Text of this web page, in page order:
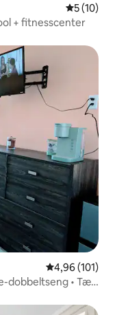
5 ud af 5 i
5 (10)
+ fitnesscenter
4,96 ud af 5 i
4,96 (101)
dobbeltseng • Tæt